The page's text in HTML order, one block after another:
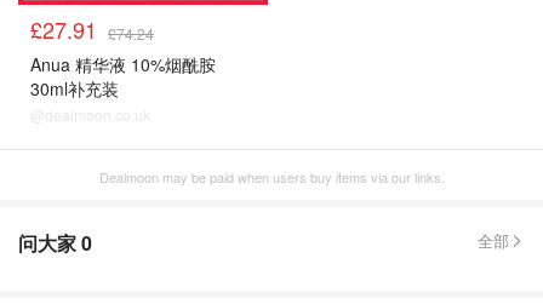
£27.91 £74.24
Anua 精华液 10%烟酰胺
30ml补充装
@dealmoon.co.uk
Dealmoon may be paid when users buy items via our links.
问大家0 全部